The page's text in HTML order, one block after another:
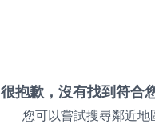
很抱歉，沒有找到符合
您可以嘗試搜尋鄰近地